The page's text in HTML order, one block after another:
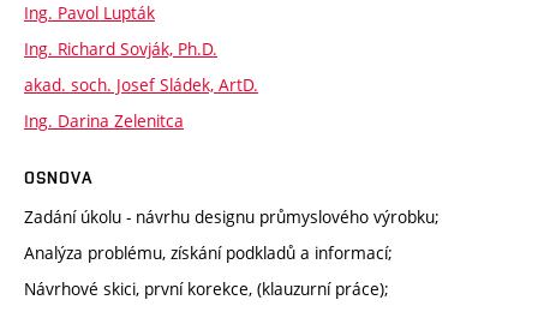
Ing. Pavol Lupták
Ing. Richard Sovják, Ph.D.
akad. soch. Josef Sládek, ArtD.
Ing. Darina Zelenitca
OSNOVA
Zadání úkolu - návrhu designu průmyslového výrobku;
Analýza problému, získání podkladů a informací;
Návrhové skici, první korekce, (klauzurní práce);